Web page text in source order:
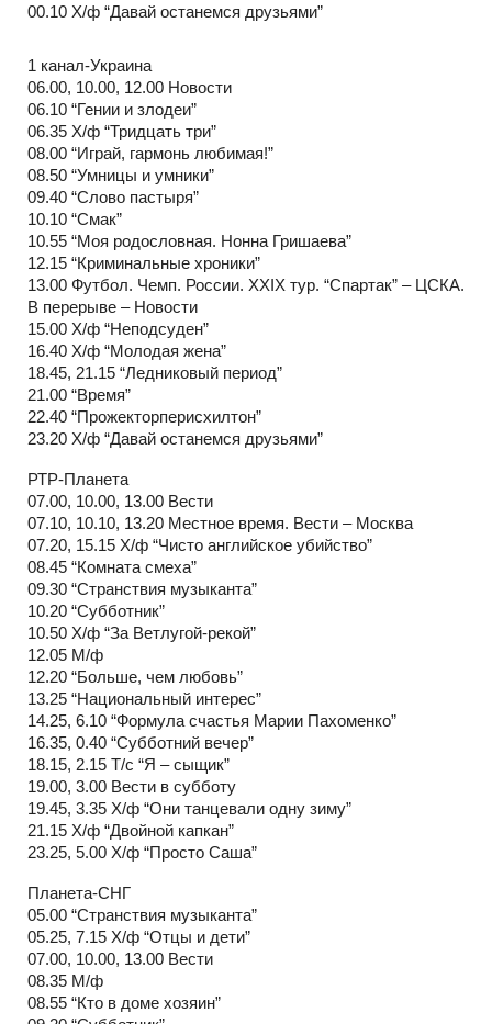
00.10 Х/ф “Давай останемся друзьями”
1 канал-Украина
06.00, 10.00, 12.00 Новости
06.10 “Гении и злодеи”
06.35 Х/ф “Тридцать три”
08.00 “Играй, гармонь любимая!”
08.50 “Умницы и умники”
09.40 “Слово пастыря”
10.10 “Смак”
10.55 “Моя родословная. Нонна Гришаева”
12.15 “Криминальные хроники”
13.00 Футбол. Чемп. России. XXIX тур. “Спартак” – ЦСКА.
В перерыве – Новости
15.00 Х/ф “Неподсуден”
16.40 Х/ф “Молодая жена”
18.45, 21.15 “Ледниковый период”
21.00 “Время”
22.40 “Прожекторперисхилтон”
23.20 Х/ф “Давай останемся друзьями”
РТР-Планета
07.00, 10.00, 13.00 Вести
07.10, 10.10, 13.20 Местное время. Вести – Москва
07.20, 15.15 Х/ф “Чисто английское убийство”
08.45 “Комната смеха”
09.30 “Странствия музыканта”
10.20 “Субботник”
10.50 Х/ф “За Ветлугой-рекой”
12.05 М/ф
12.20 “Больше, чем любовь”
13.25 “Национальный интерес”
14.25, 6.10 “Формула счастья Марии Пахоменко”
16.35, 0.40 “Субботний вечер”
18.15, 2.15 Т/с “Я – сыщик”
19.00, 3.00 Вести в субботу
19.45, 3.35 Х/ф “Они танцевали одну зиму”
21.15 Х/ф “Двойной капкан”
23.25, 5.00 Х/ф “Просто Саша”
Планета-СНГ
05.00 “Странствия музыканта”
05.25, 7.15 Х/ф “Отцы и дети”
07.00, 10.00, 13.00 Вести
08.35 М/ф
08.55 “Кто в доме хозяин”